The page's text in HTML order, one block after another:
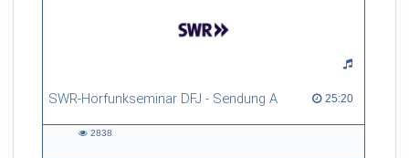
SWR-Hörfunkseminar DFJ - Sendung A 25:20
25:20 duration
2838